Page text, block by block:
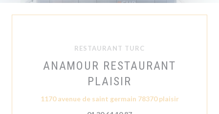
RESTAURANT TURC
ANAMOUR RESTAURANT
PLAISIR
1170 avenue de saint germain 78370 plaisir((ouvre une